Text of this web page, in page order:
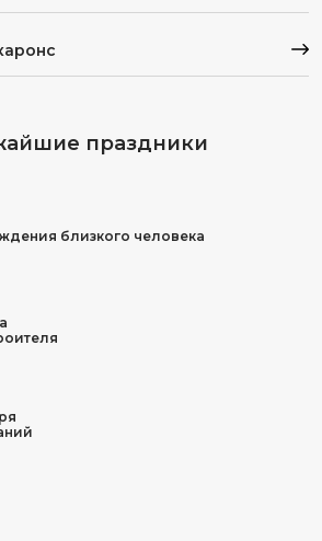
праздники
близкого человека